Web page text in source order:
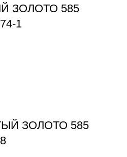
ЗОЛОТО 585
1
ЗОЛОТО 585